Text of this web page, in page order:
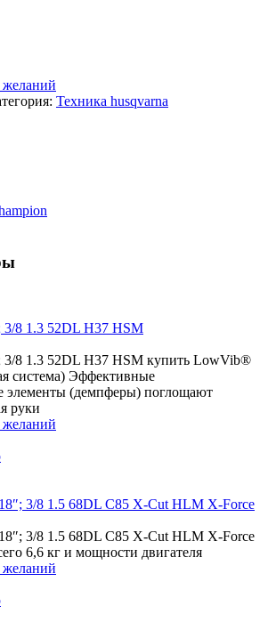
желаний
Техника husqvarna
3/8 1.3 52DL H37 HSM
3/8 1.3 52DL H37 HSM купить LowVib®
система) Эффективные
элементы (демпферы) поглощают
руки
желаний
3/8 1.5 68DL C85 X-Cut HLM X-Force
3/8 1.5 68DL C85 X-Cut HLM X-Force
6,6 кг и мощности двигателя
желаний